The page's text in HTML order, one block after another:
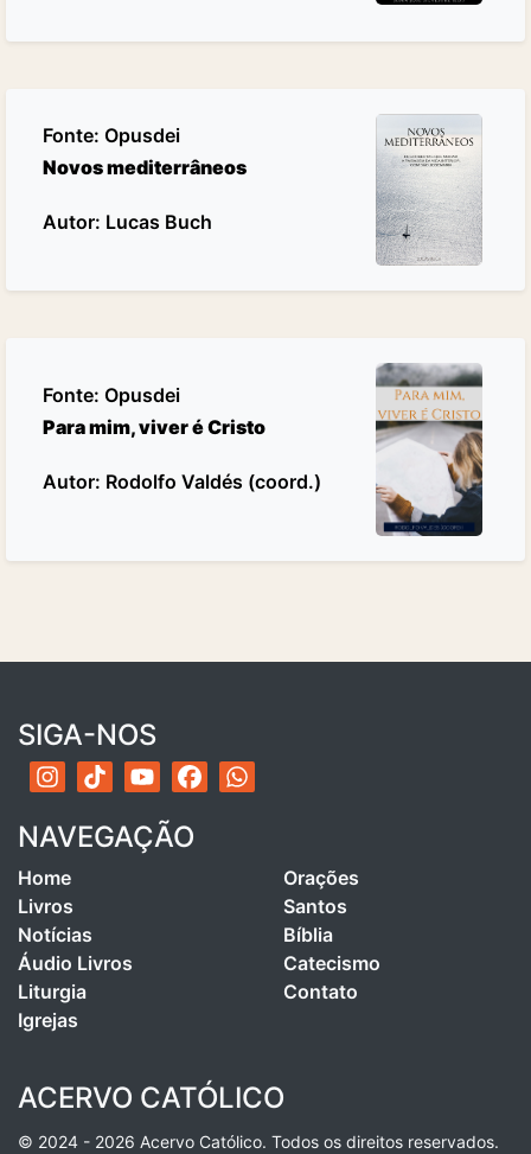
Fonte: Opusdei
Novos mediterrâneos
Autor: Lucas Buch
Fonte: Opusdei
Para mim, viver é Cristo
Autor: Rodolfo Valdés (coord.)
SIGA-NOS
NAVEGAÇÃO
Home
Livros
Notícias
Áudio Livros
Liturgia
Igrejas
Orações
Santos
Bíblia
Catecismo
Contato
ACERVO CATÓLICO
© 2024 - 2026 Acervo Católico. Todos os direitos reservados.